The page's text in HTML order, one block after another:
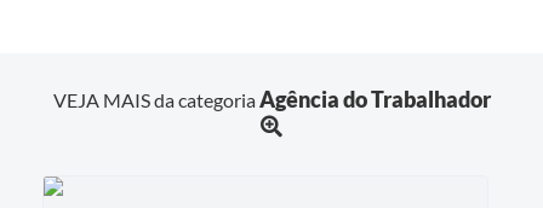
VEJA MAIS da categoriaAgência do Trabalhador